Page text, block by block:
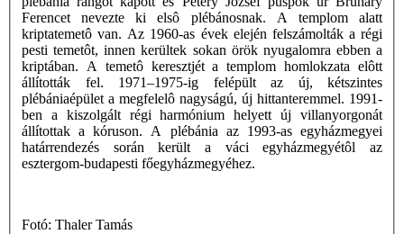
Ferencet nevezte ki elsô plébánosnak. A templom alatt
kriptatemetô van. Az 1960-as évek elején felszámolták a régi
pesti temetôt, innen kerültek sokan örök nyugalomra ebben a
kriptában. A temetô keresztjét a templom homlokzata elôtt
állították fel. 1971–1975-ig felépült az új, kétszintes
plébániaépület a megfelelô nagyságú, új hittanteremmel. 1991-
ben a kiszolgált régi harmónium helyett új villanyorgonát
állítottak a kóruson. A plébánia az 1993-as egyházmegyei
határrendezés során került a váci egyházmegyétôl az
esztergom-budapesti főegyházmegyéhez.
Fotó: Thaler Tamás